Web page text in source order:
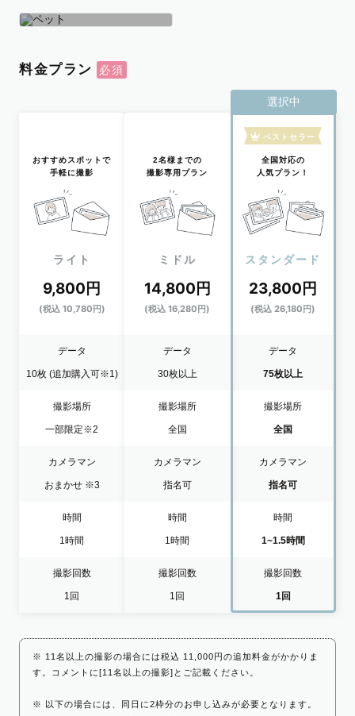
学生
料金プラン
おすすめスポットで
手軽に撮影
ライト
9,800円
(税込 10,780円)
データ
10枚 (追加購入可※1)
撮影場所
一部限定※2
カメラマン
おまかせ ※3
時間
1時間
撮影回数
1回
2名様までの
撮影専用プラン
ミドル
14,800円
(税込 16,280円)
データ
30枚以上
撮影場所
全国
カメラマン
指名可
時間
1時間
撮影回数
1回
選択中
ベストセラー
全国対応の
人気プラン！
スタンダード
23,800円
(税込 26,180円)
データ
75枚以上
撮影場所
全国
カメラマン
指名可
時間
1~1.5時間
撮影回数
1回
※ 11名以上の撮影の場合には税込 11,000円の追加料金がかかりま
す。コメントに[11名以上の撮影]とご記載ください。
※ 以下の場合には、同日に2枠分のお申し込みが必要となります。